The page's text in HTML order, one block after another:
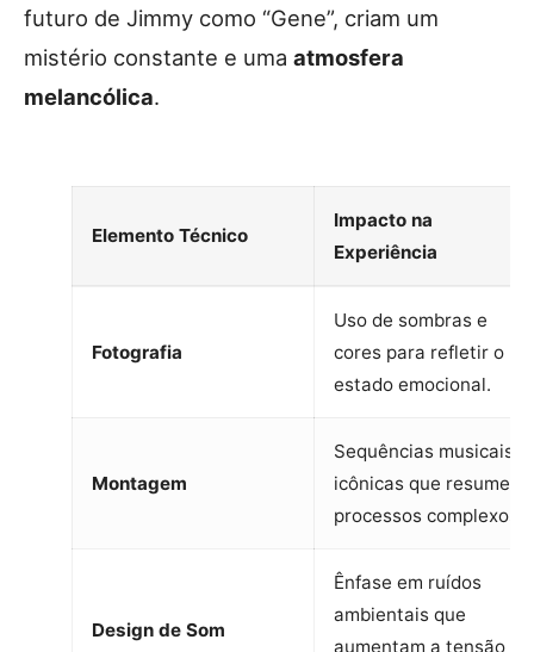
futuro de Jimmy como “Gene”, criam um
mistério constante e uma atmosfera
melancólica.
Elemento Técnico
Impacto na
Experiência
Fotografia
Uso de sombras e
cores para refletir o
estado emocional.
Montagem
Sequências musicais
icônicas que resumem
processos complexos.
Design de Som
Ênfase em ruídos
ambientais que
aumentam a tensão